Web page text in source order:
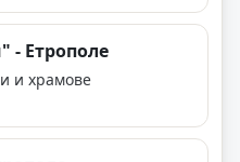
- Етрополе
и храмове